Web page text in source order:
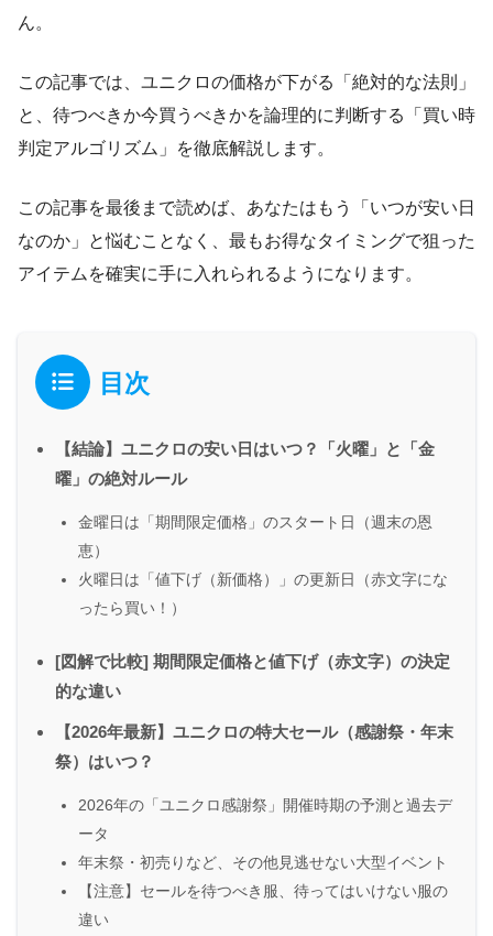
ん。
この記事では、ユニクロの価格が下がる「絶対的な法則」
と、待つべきか今買うべきかを論理的に判断する「買い時
判定アルゴリズム」を徹底解説します。
この記事を最後まで読めば、あなたはもう「いつが安い日
なのか」と悩むことなく、最もお得なタイミングで狙った
アイテムを確実に手に入れられるようになります。
目次
【結論】ユニクロの安い日はいつ？「火曜」と「金
曜」の絶対ルール
金曜日は「期間限定価格」のスタート日（週末の恩
恵）
火曜日は「値下げ（新価格）」の更新日（赤文字にな
ったら買い！）
[図解で比較] 期間限定価格と値下げ（赤文字）の決定
的な違い
【2026年最新】ユニクロの特大セール（感謝祭・年末
祭）はいつ？
2026年の「ユニクロ感謝祭」開催時期の予測と過去デ
ータ
年末祭・初売りなど、その他見逃せない大型イベント
【注意】セールを待つべき服、待ってはいけない服の
違い